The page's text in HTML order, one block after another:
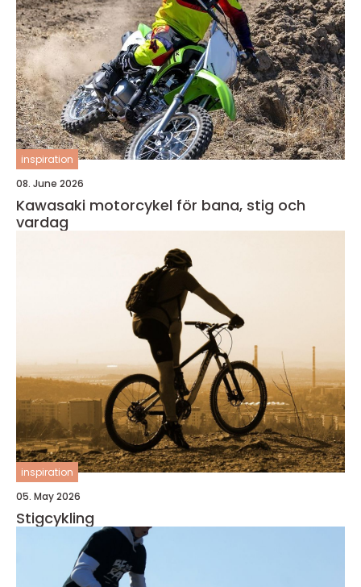
inspiration
08. June 2026
Kawasaki motorcykel för bana, stig och
vardag
inspiration
05. May 2026
Stigcykling